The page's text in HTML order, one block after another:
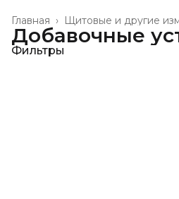
Щитовые и другие
Главная ›
Добавочные
Фильтры